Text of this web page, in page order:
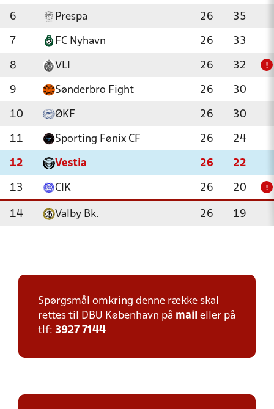
6 Prespa 26 35
7 FC Nyhavn 26 33
8 VLI 26 32 !
9 Sønderbro Fight 26 30
10 ØKF 26 30
11 Sporting Fønix CF 26 24
12 Vestia 26 22
13 CIK 26 20 !
14 Valby Bk. 26 19
Spørgsmål omkring denne række skal
rettes til DBU København på mail eller på
tlf: 3927 7144